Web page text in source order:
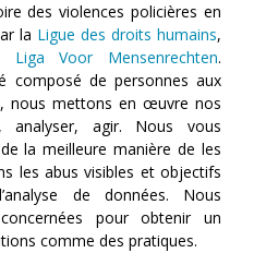
des violences policières en
la Ligue des droits humains,
Liga Voor Mensenrechten.
composé de personnes aux
nous mettons en œuvre nos
agir. Nous vous
la meilleure manière de les
les abus visibles et objectifs
de données. Nous
pour obtenir un
comme des pratiques.